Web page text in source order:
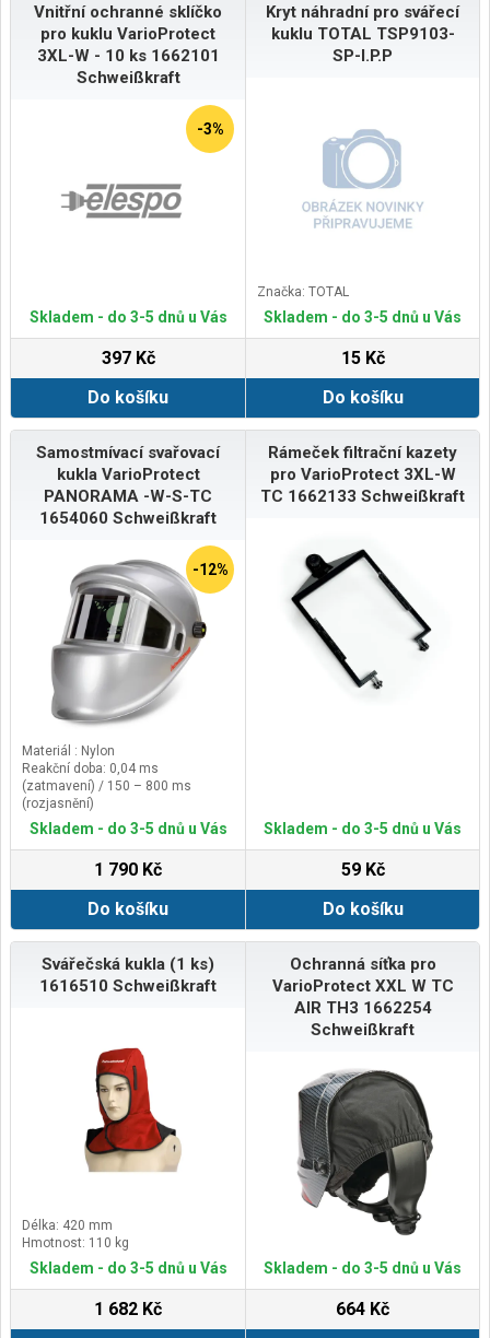
Vnitřní ochranné sklíčko
pro kuklu VarioProtect
3XL-W - 10 ks 1662101
Schweißkraft
-3%
Skladem - do 3-5 dnů u Vás
397 Kč
Do košíku
Kryt náhradní pro svářecí
kuklu TOTAL TSP9103-
SP-I.P.P
Značka: TOTAL
Skladem - do 3-5 dnů u Vás
15 Kč
Do košíku
Samostmívací svařovací
kukla VarioProtect
PANORAMA -W-S-TC
1654060 Schweißkraft
-12%
Materiál : Nylon
Reakční doba: 0,04 ms
(zatmavení) / 150 – 800 ms
(rozjasnění)
Počet senzorů: 4
Třída: 1/1/1/1
Skladem - do 3-5 dnů u Vás
1 790 Kč
Do košíku
Rámeček filtrační kazety
pro VarioProtect 3XL-W
TC 1662133 Schweißkraft
Skladem - do 3-5 dnů u Vás
59 Kč
Do košíku
Svářečská kukla (1 ks)
1616510 Schweißkraft
Délka: 420 mm
Hmotnost: 110 kg
Skladem - do 3-5 dnů u Vás
1 682 Kč
Ochranná síťka pro
VarioProtect XXL W TC
AIR TH3 1662254
Schweißkraft
Skladem - do 3-5 dnů u Vás
664 Kč